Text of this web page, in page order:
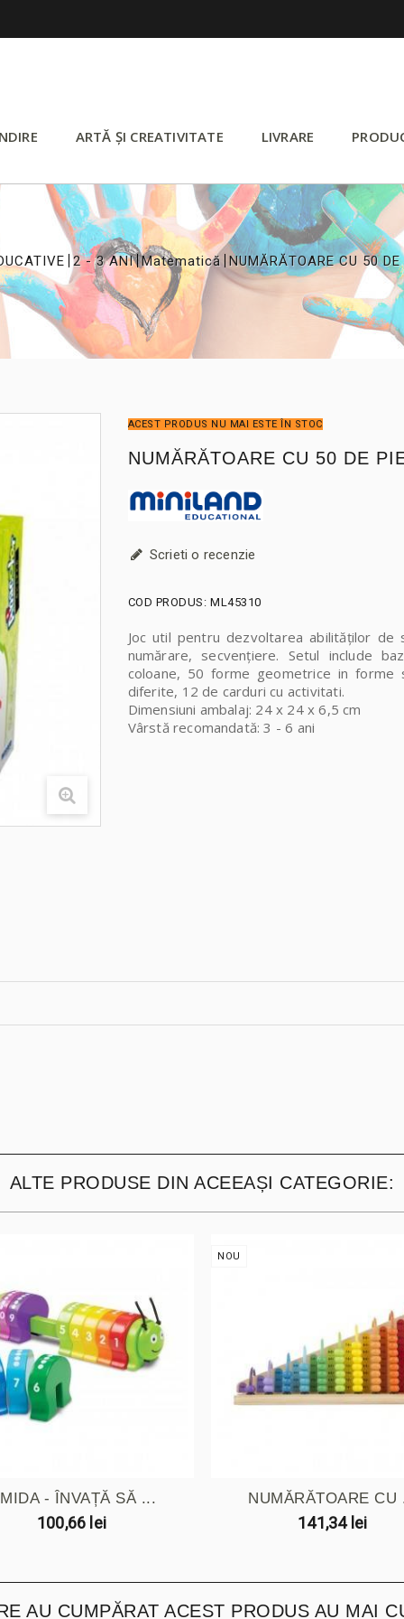
ARTĂ ȘI CREATIVITATE LIVRARE
>
2 - 3 ANI
>
Matematică
>
NUMĂRĂTOARE CU 50 DE
ACEST PRODUS NU MAI ESTE ÎN STOC
NUMĂRĂTOARE CU 50 DE
Scrieti o recenzie
COD PRODUS: ML45310
Joc util pentru dezvoltarea abilităților de
numărare, secvențiere. Setul include
coloane, 50 forme geometrice in forme
diferite, 12 de carduri cu activitati.
Dimensiuni ambalaj: 24 x 24 x 6,5 cm
Vârstă recomandată: 3 - 6 ani
ALTE PRODUSE DIN ACEEAȘI CATEGORIE:
- ÎNVAȚĂ SĂ ...
100,66 lei
NOU
NUMĂRĂTOARE CU
141,34 lei
AU CUMPĂRAT ACEST PRODUS AU MAI